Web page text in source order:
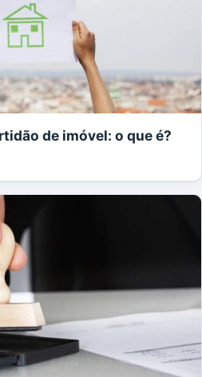
de imóvel: o que é?